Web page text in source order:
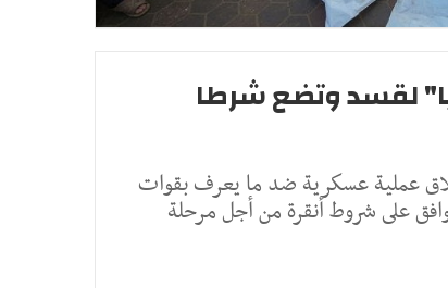
لقسد وتضع شرطا
عملية عسكرية ضد ما يعرف بقوات
على شروط أنقرة من أجل مرحلة